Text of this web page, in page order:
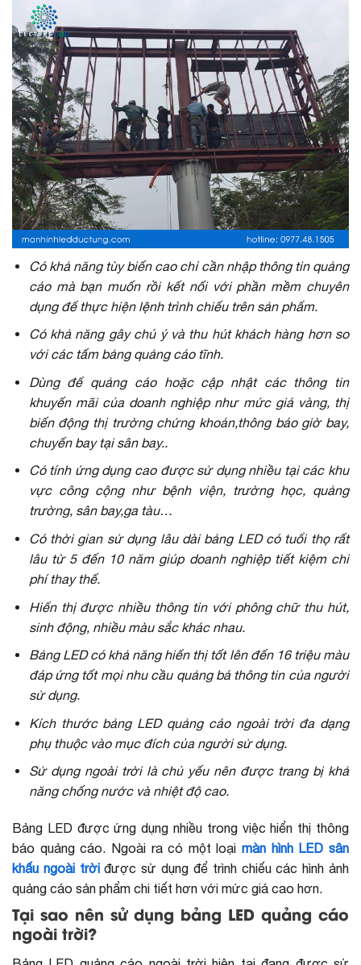
Có khả năng tùy biến cao chỉ cần nhập thông tin quảng
cáo mà bạn muốn rồi kết nối với phần mềm chuyên
dụng để thực hiện lệnh trình chiếu trên sản phẩm.
Có khả năng gây chú ý và thu hút khách hàng hơn so
với các tấm bảng quảng cáo tĩnh.
Dùng để quảng cáo hoặc cập nhật các thông tin
khuyến mãi của doanh nghiệp như mức giá vàng, thị
biến động thị trường chứng khoán,thông báo giờ bay,
chuyến bay tại sân bay..
Có tính ứng dụng cao được sử dụng nhiều tại các khu
vực công cộng như bệnh viện, trường học, quảng
trường, sân bay,ga tàu…
Có thời gian sử dụng lâu dài bảng LED có tuổi thọ rất
lâu từ 5 đến 10 năm giúp doanh nghiệp tiết kiệm chi
phí thay thế.
Hiển thị được nhiều thông tin với phông chữ thu hút,
sinh động, nhiều màu sắc khác nhau.
Bảng LED có khả năng hiển thị tốt lên đến 16 triệu màu
đáp ứng tốt mọi nhu cầu quảng bá thông tin của người
sử dụng.
Kích thước bảng LED quảng cáo ngoài trời đa dạng
phụ thuộc vào mục đích của người sử dụng.
Sử dụng ngoài trời là chủ yếu nên được trang bị khả
năng chống nước và nhiệt độ cao.
Bảng LED được ứng dụng nhiều trong việc hiển thị thông
báo quảng cáo. Ngoài ra có một loạimàn hình LED sân
khấu ngoài trờiđược sử dụng để trình chiếu các hình ảnh
quảng cáo sản phẩm chi tiết hơn với mức giá cao hơn.
Tại sao nên sử dụng bảng LED quảng cáo
ngoài trời?